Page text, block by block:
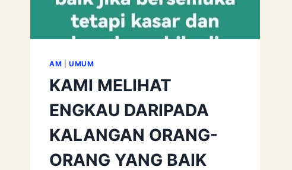
AM UMUM
KAMI MELIHAT
ENGKAU DARIPADA
KALANGAN ORANG-
ORANG YANG BAIK